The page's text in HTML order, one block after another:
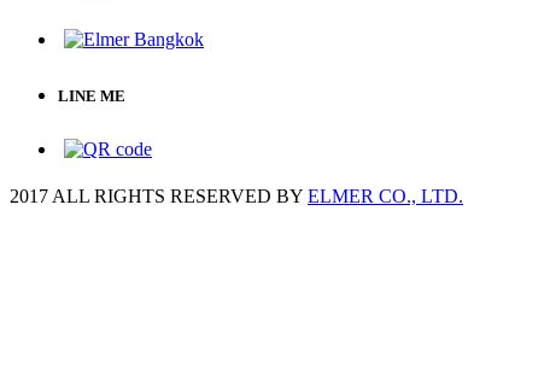
LINE ME
2017 ALL RIGHTS RESERVED BY ELMER CO., LTD.